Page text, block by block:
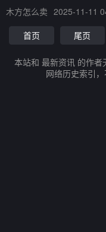
木方怎么卖 2025-11-11
首页
尾页
本站和 最新资讯 的作
网络历史索引